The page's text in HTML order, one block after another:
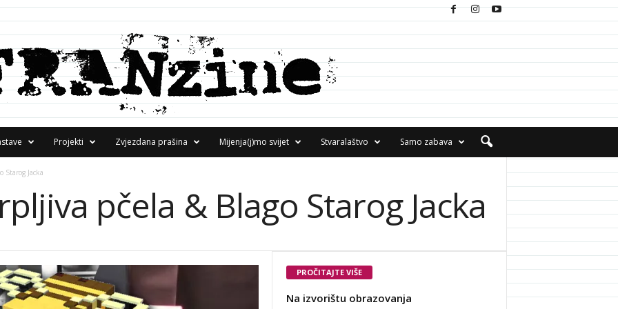
Projekti Zvjezdana prašina Mijenja(j)mo svijet Stvaralaštvo Samo zabava
Starog Jacka
pčela & Blago Starog Jacka
PROČITAJTE VIŠE
Na izvorištu obrazovanja